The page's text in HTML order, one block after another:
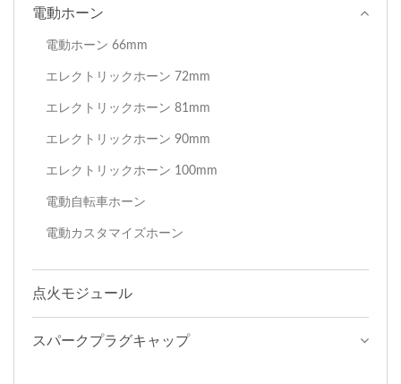
電動ホーン
電動ホーン 66mm
エレクトリックホーン 72mm
エレクトリックホーン 81mm
エレクトリックホーン 90mm
エレクトリックホーン 100mm
電動自転車ホーン
電動カスタマイズホーン
点火モジュール
スパークプラグキャップ